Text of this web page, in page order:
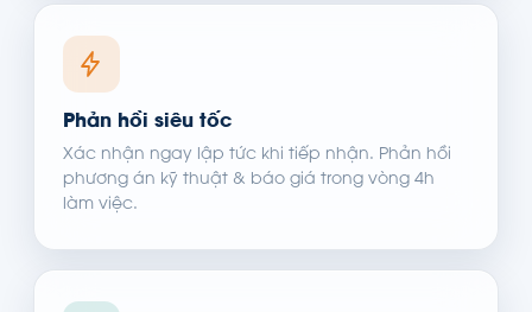
Phản hồi siêu tốc
Xác nhận ngay lập tức khi tiếp nhận. Phản hồi
phương án kỹ thuật & báo giá trong vòng 4h
làm việc.